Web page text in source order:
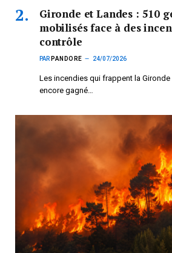
Gironde et Landes : 510
mobilisés face à des
contrôle
PAR PANDORE 24/07/2026
Les incendies qui frappent la
encore gagné…